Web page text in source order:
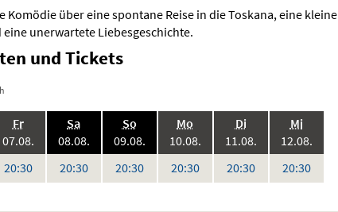
Komödie über eine spontane Reise in die Toskana, eine kleine
eine unerwartete Liebesgeschichte.
und Tickets
Fr.,
07.08. 2026:
20:30Uhr
Sa.,
08.08. 2026:
20:30Uhr
So.,
09.08. 2026:
20:30Uhr
Mo
10.08. 2026:
20:30Uhr
Di.,
11.08. 2026:
20:30Uhr
Mi.,
12.08.
20:30Uhr